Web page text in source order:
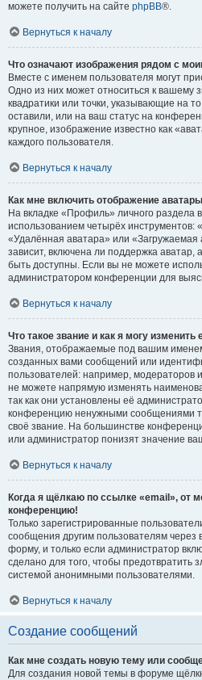
можете получить на сайте phpBB®.
Вернуться к началу
Что означают изображения рядом с
Вместе с именем пользователя могут
Одно из них может относиться к вашему
квадратики или точки, указывающие на
оставили, или на ваш статус на
крупное, изображение известно как
каждого пользователя.
Вернуться к началу
Как мне включить отображение
На вкладке «Профиль» личного раздела
использованием четырёх инструментов:
«Удалённая аватара» или
зависит, включена ли поддержка аватар,
быть доступны. Если вы не можете
администратором конференции для
Вернуться к началу
Что такое звание и как я могу изменить
Звания, отображаемые под вашим
созданных вами сообщений или
пользователей: например, модераторов
не можете напрямую изменять
так как они установлены её
конференцию ненужными сообщениями
своё звание. На большинстве
или администратор понизят значение
Вернуться к началу
Когда я щёлкаю по ссылке «email», от
конференцию!
Только зарегистрированные
сообщения другим пользователям
форму, и только если администратор
сделано для того, чтобы предотвратить
системой анонимными пользователями.
Вернуться к началу
Создание сообщений
Как мне создать новую тему или
Для создания новой темы в форуме